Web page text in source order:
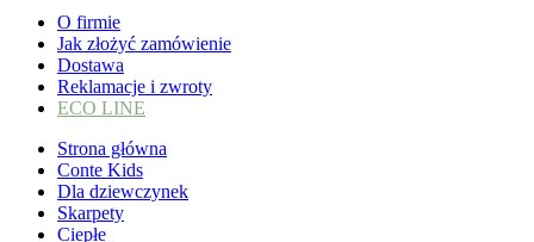
O firmie
Jak złożyć zamówienie
Dostawa
Reklamacje i zwroty
ECO LINE
Strona główna
Conte Kids
Dla dziewczynek
Skarpety
Ciepłe